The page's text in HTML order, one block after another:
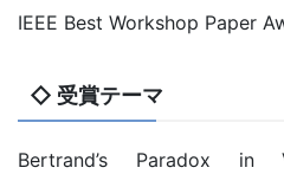
IEEE Best Workshop Paper
◇ 受賞テーマ
Bertrand’s Paradox in